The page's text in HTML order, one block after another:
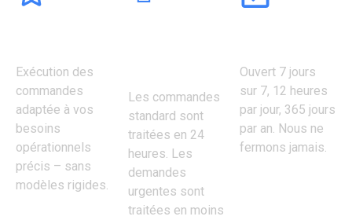
Exécution des
commandes
adaptée à vos
besoins
opérationnels
précis – sans
modèles rigides.
Les commandes
standard sont
traitées en 24
heures. Les
demandes
urgentes sont
traitées en moins
Ouvert 7 jours
sur 7, 12 heures
par jour, 365 jours
par an. Nous ne
fermons jamais.